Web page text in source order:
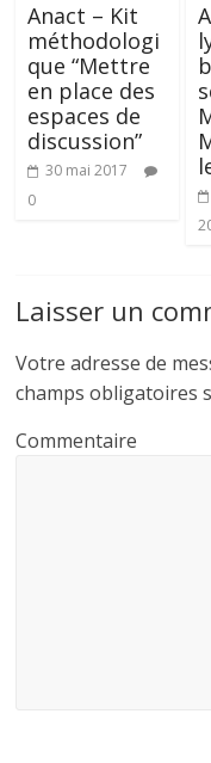
Anact – Kit
méthodologi
que “Mettre
en place des
espaces de
discussion”
30 mai 2017
0
Laisser un
Votre adresse de
champs obligatoires
Commentaire